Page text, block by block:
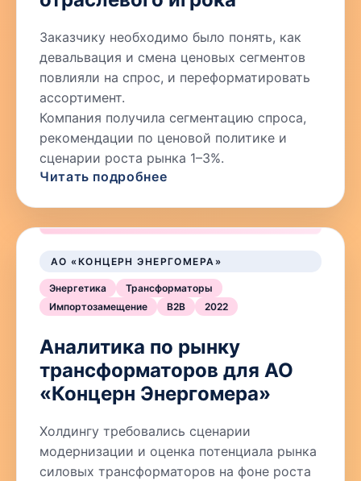
Заказчику необходимо было понять, как
девальвация и смена ценовых сегментов
повлияли на спрос, и переформатировать
ассортимент.
Компания получила сегментацию спроса,
рекомендации по ценовой политике и
сценарии роста рынка 1–3%.
Читать подробнее
АО «КОНЦЕРН ЭНЕРГОМЕРА»
Энергетика
Трансформаторы
Импортозамещение
B2B 2022
Аналитика по рынку
трансформаторов для АО
«Концерн Энергомера»
Холдингу требовались сценарии
модернизации и оценка потенциала рынка
силовых трансформаторов на фоне роста